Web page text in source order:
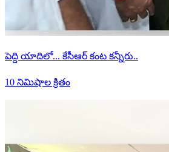
పెద్ది యాదిలో... కేసీఆర్ కంట కన్నీరు..
10 నిమిషాల క్రితం